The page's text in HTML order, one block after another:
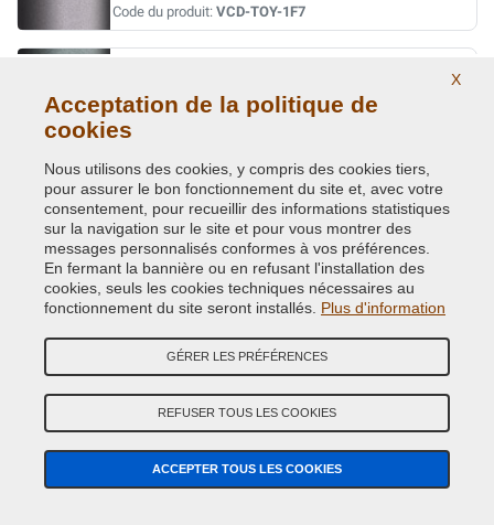
Code du produit: VCD-TOY-1F7
Code couleur originale:1F8
Code du produit:
SILVER MET. / TARO ( = TOY-147 )
Code couleur originale:8T7
Code du produit:VCD-TOY-8T7
SILVER/SHIMMERING SILVER MET.
Code du produit:
VCD-TOY-1L0
Code couleur originale:41W
Code du produit:VCD-TOY-41W
X
Acceptation de la politique de
cookies
Nous utilisons des cookies, y compris des cookies tiers,
pour assurer le bon fonctionnement du site et, avec votre
consentement, pour recueillir des informations statistiques
sur la navigation sur le site et pour vous montrer des
messages personnalisés conformes à vos préférences.
En fermant la bannière ou en refusant l'installation des
cookies, seuls les cookies techniques nécessaires au
fonctionnement du site seront installés. Plus d'information
GÉRER LES PRÉFÉRENCES
REFUSER TOUS LES COOKIES
ACCEPTER TOUS LES COOKIES